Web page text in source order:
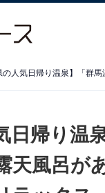
日帰り温
天風呂が